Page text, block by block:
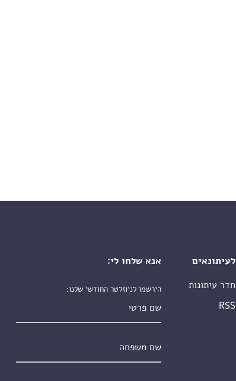
לעיתונאים
חדר עיתונות
RSS
אנא שלחו לי:
הירשמו לניוזלטר החודשי שלנו: